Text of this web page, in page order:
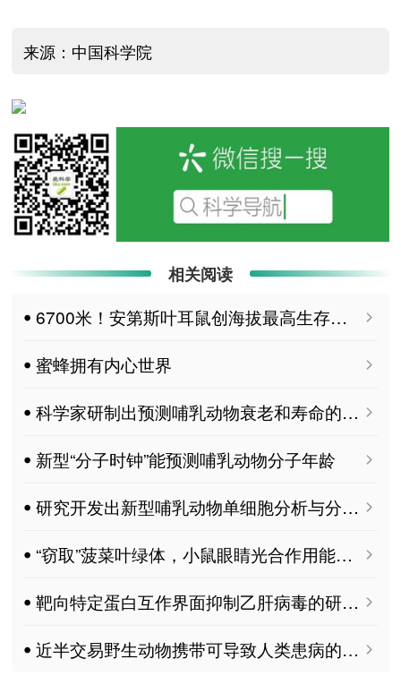
来源：中国科学院
相关阅读
ꔷ 6700米！安第斯叶耳鼠创海拔最高生存纪录
ꔷ 蜜蜂拥有内心世界
ꔷ 科学家研制出预测哺乳动物衰老和寿命的“时钟”
ꔷ 新型“分子时钟”能预测哺乳动物分子年龄
ꔷ 研究开发出新型哺乳动物单细胞分析与分选平台
ꔷ “窃取”菠菜叶绿体，小鼠眼睛光合作用能治病？
ꔷ 靶向特定蛋白互作界面抑制乙肝病毒的研究获进展
ꔷ 近半交易野生动物携带可导致人类患病的病原体